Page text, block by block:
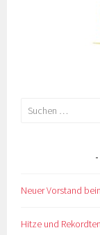
Suchen
Neuer Vorstand
Hitze und